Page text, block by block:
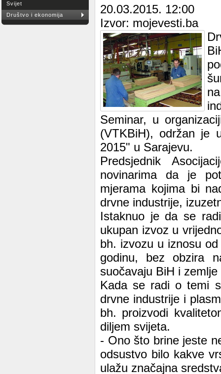
Svijet
Društvo i ekonomija
20.03.2015. 12:00
Izvor: mojevesti.ba
Seminar, u
(VTKBiH), održan je
2015" u Sarajevu.
Predsjednik
novinarima da je
mjerama kojima bi
drvne industrije,
Istaknuo je da se
ukupan izvoz u
bh. izvozu u iznosu
godinu, bez obzira
suočavaju BiH i
Kada se radi o temi
drvne industrije i
bh. proizvodi
diljem svijeta.
- Ono što brine jeste
odsustvo bilo kakve
ulažu značajna